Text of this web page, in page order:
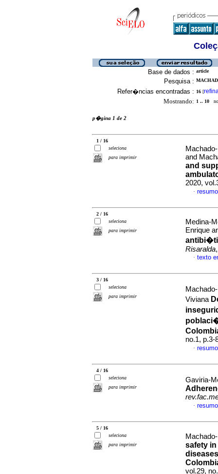
Base de dados : article
Pesquisa :
Refer�ncias encontradas : 16 [
Mostrando: 1 .. 10
p�gina 1 de 2
1 / 16
seleciona
para imprimir
and
and
2020,
·
2 / 16
seleciona
para imprimir
Medina-
Enrique
Risaralda
· texto
3 / 16
seleciona
para imprimir
Viviana
no.1, p.3-
·
4 / 16
seleciona
para imprimir
Gaviria-
·
5 / 16
seleciona
para imprimir
safety
vol.29,